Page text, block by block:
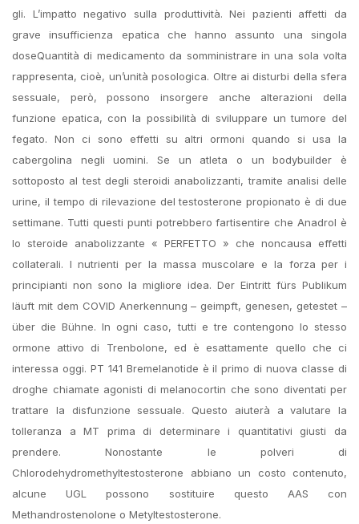
gli. L’impatto negativo sulla produttività. Nei pazienti affetti da
grave insufficienza epatica che hanno assunto una singola
doseQuantità di medicamento da somministrare in una sola volta
rappresenta, cioè, un’unità posologica. Oltre ai disturbi della sfera
sessuale, però, possono insorgere anche alterazioni della
funzione epatica, con la possibilità di sviluppare un tumore del
fegato. Non ci sono effetti su altri ormoni quando si usa la
cabergolina negli uomini. Se un atleta o un bodybuilder è
sottoposto al test degli steroidi anabolizzanti, tramite analisi delle
urine, il tempo di rilevazione del testosterone propionato è di due
settimane. Tutti questi punti potrebbero fartisentire che Anadrol è
lo steroide anabolizzante « PERFETTO » che noncausa effetti
collaterali. I nutrienti per la massa muscolare e la forza per i
principianti non sono la migliore idea. Der Eintritt fürs Publikum
läuft mit dem COVID Anerkennung – geimpft, genesen, getestet –
über die Bühne. In ogni caso, tutti e tre contengono lo stesso
ormone attivo di Trenbolone, ed è esattamente quello che ci
interessa oggi. PT 141 Bremelanotide è il primo di nuova classe di
droghe chiamate agonisti di melanocortin che sono diventati per
trattare la disfunzione sessuale. Questo aiuterà a valutare la
tolleranza a MT prima di determinare i quantitativi giusti da
prendere. Nonostante le polveri di
Chlorodehydromethyltestosterone abbiano un costo contenuto,
alcune UGL possono sostituire questo AAS con
Methandrostenolone o Metyltestosterone.